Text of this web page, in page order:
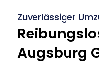
Zuverlässiger
Augsburg